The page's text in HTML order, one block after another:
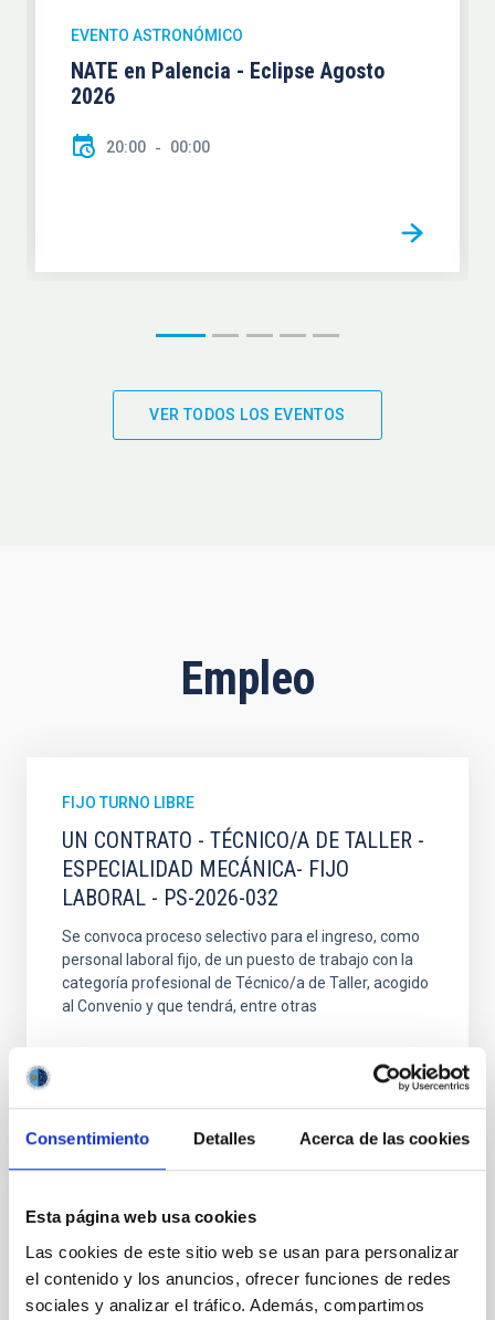
Consentimiento Detalles Acerca de las cookies
Esta página web usa cookies
Las cookies de este sitio web se usan para personalizar
el contenido y los anuncios, ofrecer funciones de redes
sociales y analizar el tráfico. Además, compartimos
EVENTO ASTRONÓMICO
NATE en Palencia - Eclipse Agosto
2026
20:00 00:00
VER TODOS LOS EVENTOS
Empleo
FIJO TURNO LIBRE
UN CONTRATO - TÉCNICO/A DE TALLER -
ESPECIALIDAD MECÁNICA- FIJO
LABORAL - PS-2026-032
Se convoca proceso selectivo para el ingreso, como
personal laboral fijo, de un puesto de trabajo con la
categoría profesional de Técnico/a de Taller, acogido
al Convenio y que tendrá, entre otras
MANTENIMIENTO GENERAL
OBSERVATORIOS (ORM-LA PALMA) - FIJO